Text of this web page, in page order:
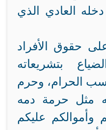
العادي الذي
حقوق الأفراد
بتشريعاته
الحرام، وحرم
مثل حرمة دمه
وأموالكم عليكم